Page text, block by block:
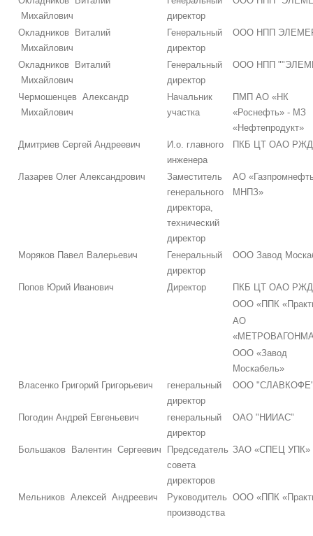
Михайлович
директор
Окладников Виталий
Михайлович
Генеральный
директор
ООО НПП
Окладников Виталий
Михайлович
Генеральный
директор
ООО НПП
Чермошенцев Александр
Михайлович
Начальник
участка
ПМП АО «НК
«Роснефть» - МЗ
«Нефтепродукт»
Дмитриев Сергей Андреевич
И.о. главного
инженера
ПКБ ЦТ ОАО РЖД
Лазарев Олег Александрович
Заместитель
генерального
директора,
технический
директор
АО
МНПЗ»
Моряков Павел Валерьевич
Генеральный
директор
ООО Завод
Попов Юрий Иванович Директор
ПКБ ЦТ ОАО РЖД
ООО «ППК
АО
ООО «Завод
Москабель»
Власенко Григорий Григорьевич
генеральный
директор
ООО
Погодин Андрей Евгеньевич
генеральный
директор
ОАО "НИИАС"
Большаков Валентин Сергеевич
Председатель
совета
директоров
ЗАО «СПЕЦ УПК»
Мельников Алексей Андреевич
Руководитель
производства
ООО «ППК